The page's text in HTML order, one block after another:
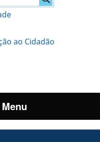
ao Cidadão